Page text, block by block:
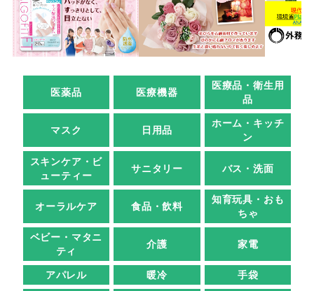
医薬品 医療機器
医療品・衛生用
品
マスク 日用品
ホーム・キッチ
ン
スキンケア・ビ
ューティー
サニタリー バス・洗面
オーラルケア 食品・飲料
知育玩具・おも
ちゃ
ベビー・マタニ
ティ
介護 家電
アパレル 暖冷 手袋